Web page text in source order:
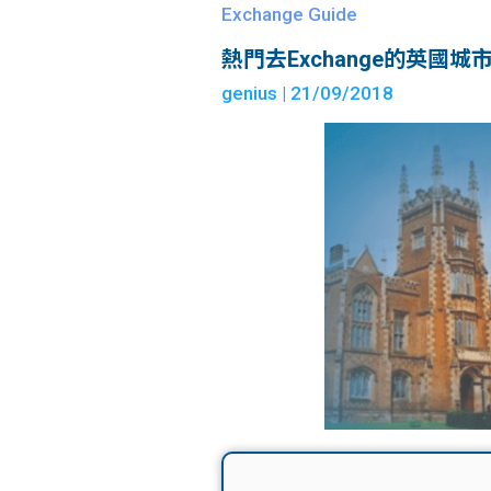
Exchange Guide
熱門去Exchange的英國城
genius | 21/09/2018